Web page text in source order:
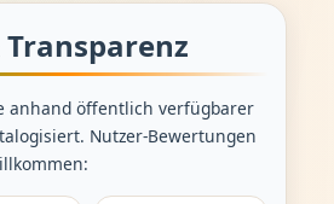
anhand öffentlich verfügbarer
Nutzer-Bewertungen